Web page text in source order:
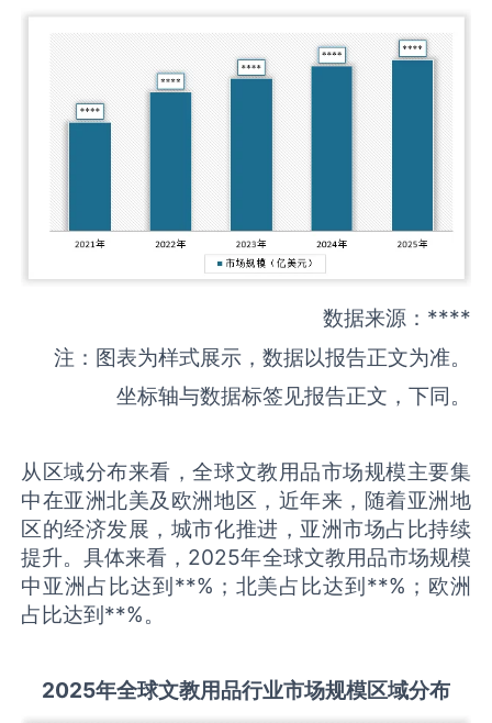
数据来源：****
注：图表为样式展示，数据以报告正文为准。
坐标轴与数据标签见报告正文，下同。
从区域分布来看，全球文教用品市场规模主要集
中在亚洲北美及欧洲地区，近年来，随着亚洲地
区的经济发展，城市化推进，亚洲市场占比持续
提升。具体来看，2025年全球文教用品市场规模
中亚洲占比达到**%；北美占比达到**%；欧洲
占比达到**%。
2025年全球文教用品行业市场规模区域分布